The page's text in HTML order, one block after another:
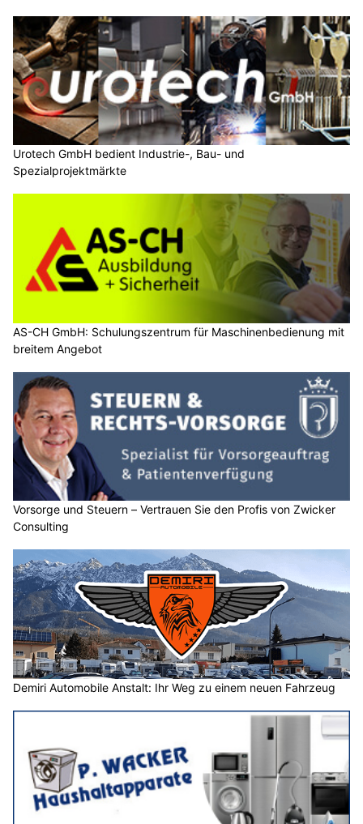
Urotech GmbH bedient Industrie-, Bau- und
Spezialprojektmärkte
AS-CH GmbH: Schulungszentrum für Maschinenbedienung mit
breitem Angebot
Vorsorge und Steuern – Vertrauen Sie den Profis von Zwicker
Consulting
Demiri Automobile Anstalt: Ihr Weg zu einem neuen Fahrzeug